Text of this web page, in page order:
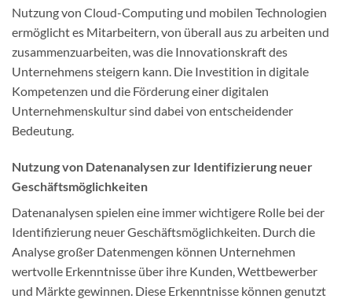
Nutzung von Cloud-Computing und mobilen Technologien
ermöglicht es Mitarbeitern, von überall aus zu arbeiten und
zusammenzuarbeiten, was die Innovationskraft des
Unternehmens steigern kann. Die Investition in digitale
Kompetenzen und die Förderung einer digitalen
Unternehmenskultur sind dabei von entscheidender
Bedeutung.
Nutzung von Datenanalysen zur Identifizierung neuer
Geschäftsmöglichkeiten
Datenanalysen spielen eine immer wichtigere Rolle bei der
Identifizierung neuer Geschäftsmöglichkeiten. Durch die
Analyse großer Datenmengen können Unternehmen
wertvolle Erkenntnisse über ihre Kunden, Wettbewerber
und Märkte gewinnen. Diese Erkenntnisse können genutzt